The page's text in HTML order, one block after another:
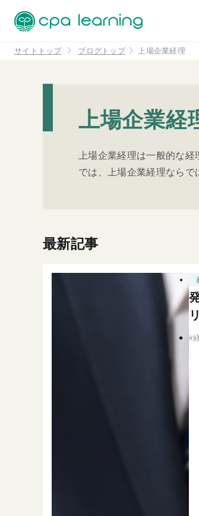
サイトトップ ブログトップ 上場企業経理
上場企業経
上場企業経理は一般的な
では、上場企業経理ならで
最新記事